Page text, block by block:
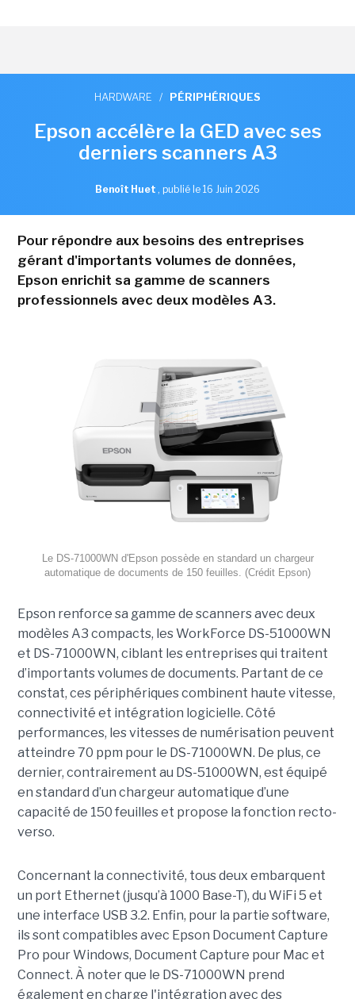
HARDWARE / PÉRIPHÉRIQUES
Epson accélère la GED avec ses
derniers scanners A3
Benoît Huet , publié le 16 Juin 2026
Pour répondre aux besoins des entreprises
gérant d'importants volumes de données,
Epson enrichit sa gamme de scanners
professionnels avec deux modèles A3.
Le DS-71000WN d'Epson possède en standard un chargeur
automatique de documents de 150 feuilles. (Crédit Epson)
Epson renforce sa gamme de scanners avec deux
modèles A3 compacts, les WorkForce DS-51000WN
et DS-71000WN, ciblant les entreprises qui traitent
d’importants volumes de documents. Partant de ce
constat, ces périphériques combinent haute vitesse,
connectivité et intégration logicielle. Côté
performances, les vitesses de numérisation peuvent
atteindre 70 ppm pour le DS-71000WN. De plus, ce
dernier, contrairement au DS-51000WN, est équipé
en standard d’un chargeur automatique d’une
capacité de 150 feuilles et propose la fonction recto-
verso.
Concernant la connectivité, tous deux embarquent
un port Ethernet (jusqu’à 1000 Base-T), du WiFi 5 et
une interface USB 3.2. Enfin, pour la partie software,
ils sont compatibles avec Epson Document Capture
Pro pour Windows, Document Capture pour Mac et
Connect. À noter que le DS-71000WN prend
également en charge l'intégration avec des